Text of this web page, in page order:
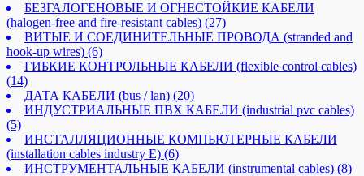
БЕЗГАЛОГЕНОВЫЕ И ОГНЕСТОЙКИЕ КАБЕЛИ
(halogen-free and fire-resistant cables) (27)
ВИТЫЕ И СОЕДИНИТЕЛЬНЫЕ ПРОВОДА (stranded and
hook-up wires) (6)
ГИБКИЕ КОНТРОЛЬНЫЕ КАБЕЛИ (flexible control cables)
(14)
ДАТА КАБЕЛИ (bus / lan) (20)
ИНДУСТРИАЛЬНЫЕ ПВХ КАБЕЛИ (industrial pvc cables)
(5)
ИНСТАЛЛЯЦИОННЫЕ КОМПЬЮТЕРНЫЕ КАБЕЛИ
(installation cables industry E) (6)
ИНСТРУМЕНТАЛЬНЫЕ КАБЕЛИ (instrumental cables) (8)